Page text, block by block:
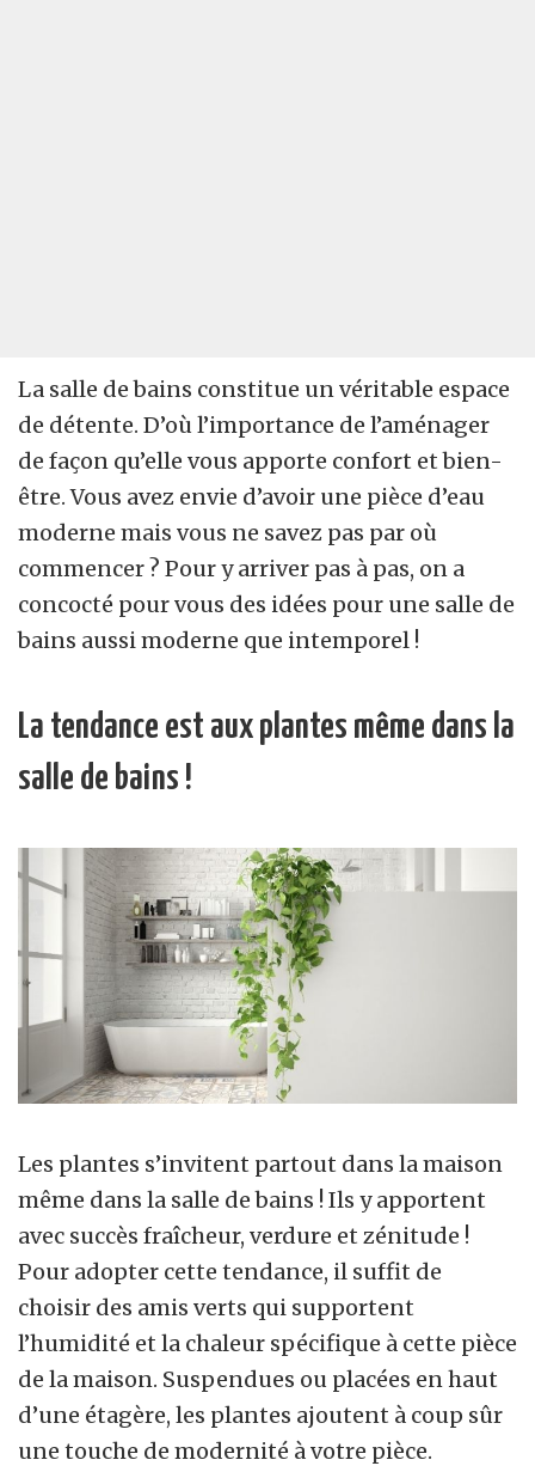
La salle de bains constitue un véritable espace
de détente. D’où l’importance de l’aménager
de façon qu’elle vous apporte confort et bien-
être. Vous avez envie d’avoir une pièce d’eau
moderne mais vous ne savez pas par où
commencer ? Pour y arriver pas à pas, on a
concocté pour vous des idées pour une salle de
bains aussi moderne que intemporel !
La tendance est aux plantes même dans la
salle de bains !
Les plantes s’invitent partout dans la maison
même dans la salle de bains ! Ils y apportent
avec succès fraîcheur, verdure et zénitude !
Pour adopter cette tendance, il suffit de
choisir des amis verts qui supportent
l’humidité et la chaleur spécifique à cette pièce
de la maison. Suspendues ou placées en haut
d’une étagère, les plantes ajoutent à coup sûr
une touche de modernité à votre pièce.